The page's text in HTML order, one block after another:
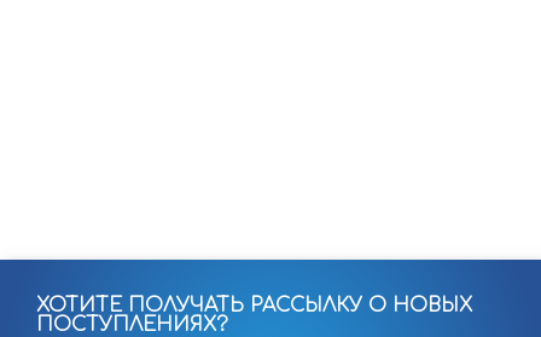
ХОТИТЕ ПОЛУЧАТЬ РАССЫЛКУ О НОВЫХ
ПОСТУПЛЕНИЯХ?